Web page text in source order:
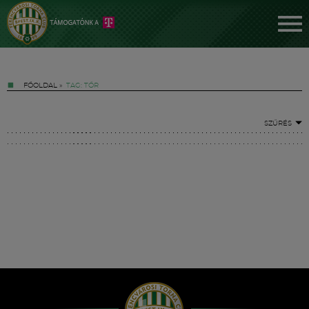
FŐOLDAL » TAG: TŐR
SZŰRÉS
Hírek